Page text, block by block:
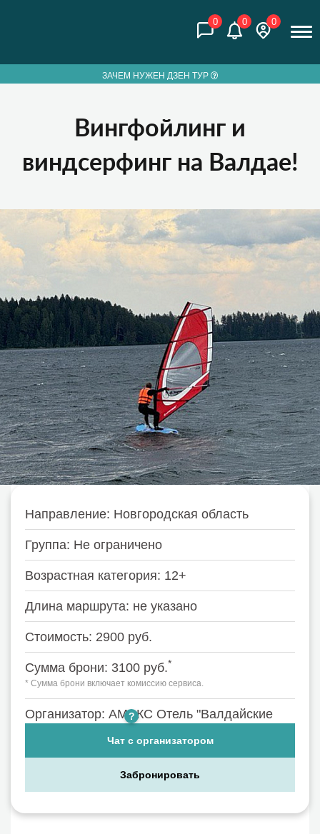
0 0 0
ЗАЧЕМ НУЖЕН ДЗЕН ТУР
Вингфойлинг и
виндсерфинг на Валдае!
Направление: Новгородская область
Группа: Не ограничено
Возрастная категория: 12+
Длина маршрута: не указано
Стоимость: 2900 руб.
Сумма брони: 3100 руб.*
* Сумма брони включает комиссию сервиса.
Организатор: АМАКС Отель "Валдайские
Забронировать
Чат с организатором
?